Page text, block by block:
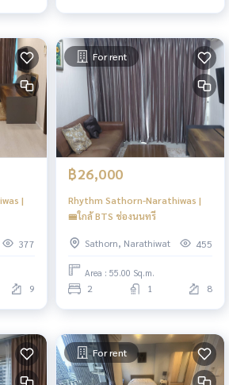
|
377
9
For rent
฿26,000
Rhythm Sathorn-Narathiwas |
🚝ใกล้ BTS ช่องนนทรี
Sathorn, Narathiwat 455
Area : 55.00 Sq.m.
2 1 8
For rent